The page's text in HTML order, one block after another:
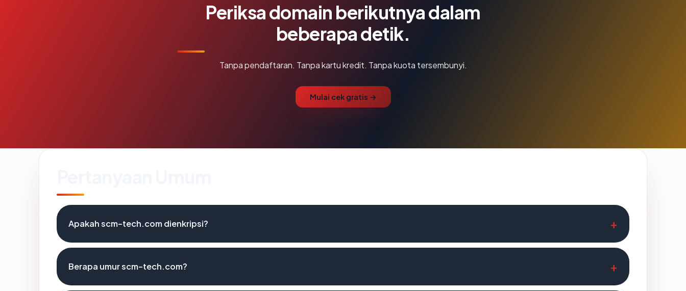
Periksa domain berikutnya dalam
beberapa detik.
Tanpa pendaftaran. Tanpa kartu kredit. Tanpa kuota tersembunyi.
Mulai cek gratis →
Apakah scm-tech.com dienkripsi?
Berapa umur scm-tech.com?